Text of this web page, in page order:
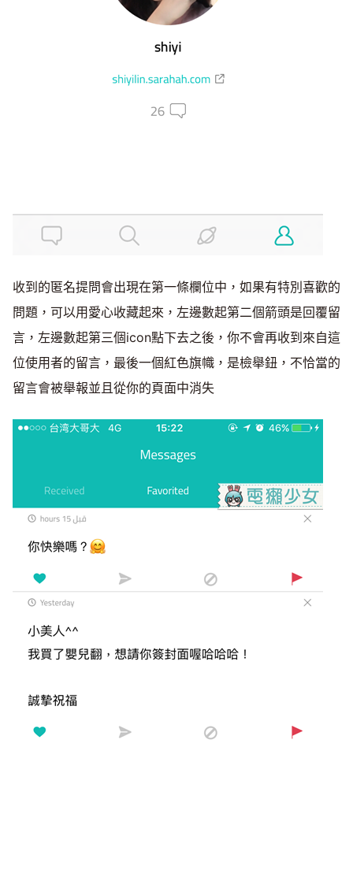
收到的匿名提問會出現在第一條欄位中，如果有特別喜歡的
問題，可以用愛心收藏起來，左邊數起第二個箭頭是回覆留
言，左邊數起第三個icon點下去之後，你不會再收到來自這
位使用者的留言，最後一個紅色旗幟，是檢舉鈕，不恰當的
留言會被舉報並且從你的頁面中消失